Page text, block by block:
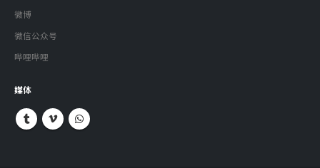
微博
微信公众号
哔哩哔哩
媒体